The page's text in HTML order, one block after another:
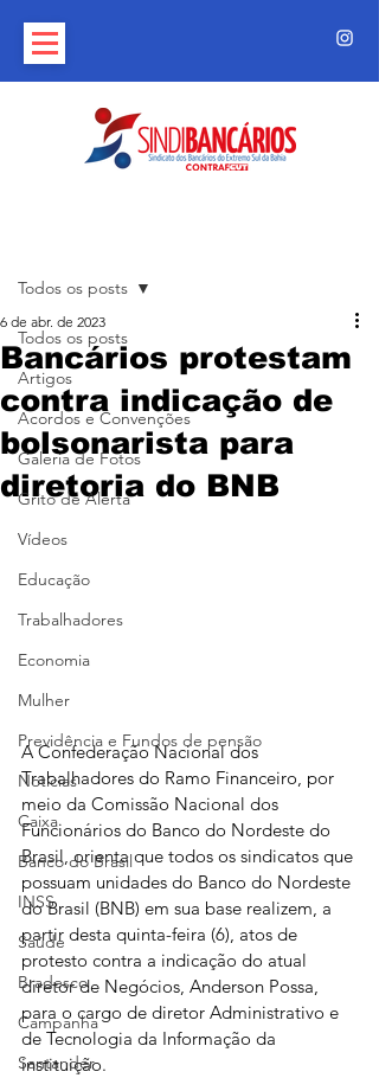
Todos os posts
Artigos
Acordos e Convenções
Galeria de Fotos
Grito de Alerta
Vídeos
Educação
Trabalhadores
Economia
Mulher
Previdência e Fundos de pensão
Notícias
Caixa
Banco do Brasil
INSS
Saúde
Bradesco
Campanha
Santander
Todos os posts
Bancários protestam
contra indicação de
bolsonarista para
diretoria do BNB
6 de abr. de 2023
A Confederação Nacional dos
Trabalhadores do Ramo Financeiro, por
meio da Comissão Nacional dos
Funcionários do Banco do Nordeste do
Brasil, orienta que todos os sindicatos que
possuam unidades do Banco do Nordeste
do Brasil (BNB) em sua base realizem, a
partir desta quinta-feira (6), atos de
protesto contra a indicação do atual
diretor de Negócios, Anderson Possa,
para o cargo de diretor Administrativo e
de Tecnologia da Informação da
instituição.